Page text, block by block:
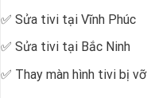
✅ Sửa tivi tại Vĩnh Phúc
✅ Sửa tivi tại Bắc Ninh
✅ Thay màn hình tivi bị vỡ